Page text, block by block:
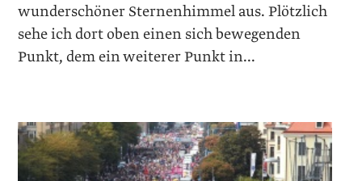
wunderschöner Sternenhimmel aus. Plötzlich
sehe ich dort oben einen sich bewegenden
Punkt, dem ein weiterer Punkt in...